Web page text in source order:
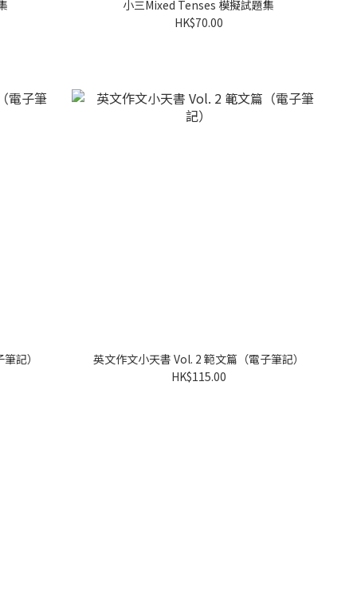
小三Mixed Tenses 模擬試題集
HK$70.00
記）
英文作文小天書 Vol. 2 範文篇（電子筆記）
HK$115.00